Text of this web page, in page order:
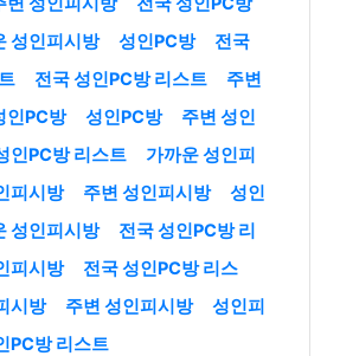
성인피시방 성인PC방
전국
전국 성인PC방 리스트
주변
인PC방 성인PC방
주변 성인
인PC방 리스트
가까운 성인피
피시방 주변 성인피시방
성인
성인피시방
전국 성인PC방 리
피시방
전국 성인PC방 리스
시방 주변 성인피시방
성인피
PC방 리스트